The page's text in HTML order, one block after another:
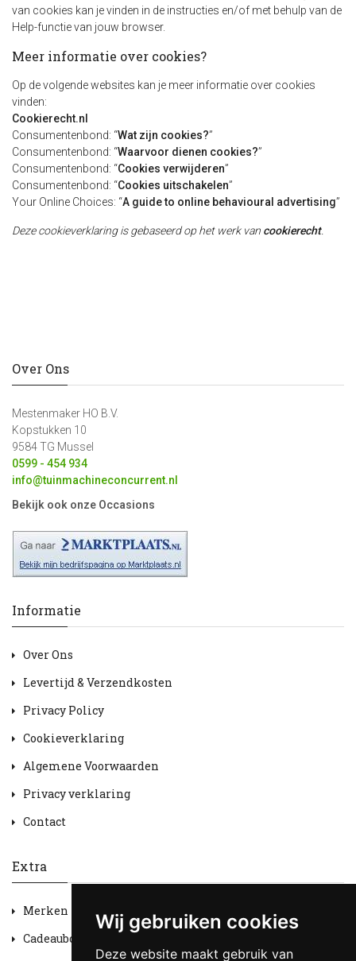
Wij gebruiken cookies
Deze website maakt gebruik van
van cookies kan je vinden in de instructies en/of met behulp van de
Help-functie van jouw browser.
Meer informatie over cookies?
Op de volgende websites kan je meer informatie over cookies
vinden:
Cookierecht.nl
Consumentenbond: “Wat zijn cookies?”
Consumentenbond: “Waarvoor dienen cookies?”
Consumentenbond: “Cookies verwijderen”
Consumentenbond: “Cookies uitschakelen”
Your Online Choices: “A guide to online behavioural advertising”
Deze cookieverklaring is gebaseerd op het werk van cookierecht.
Over Ons
Mestenmaker HO B.V.
Kopstukken 10
9584 TG Mussel
0599 - 454 934
info@tuinmachineconcurrent.nl
Bekijk ook onze Occasions
Informatie
Over Ons
Levertijd & Verzendkosten
Privacy Policy
Cookieverklaring
Algemene Voorwaarden
Privacy verklaring
Contact
Extra
Merken
Cadeaubon